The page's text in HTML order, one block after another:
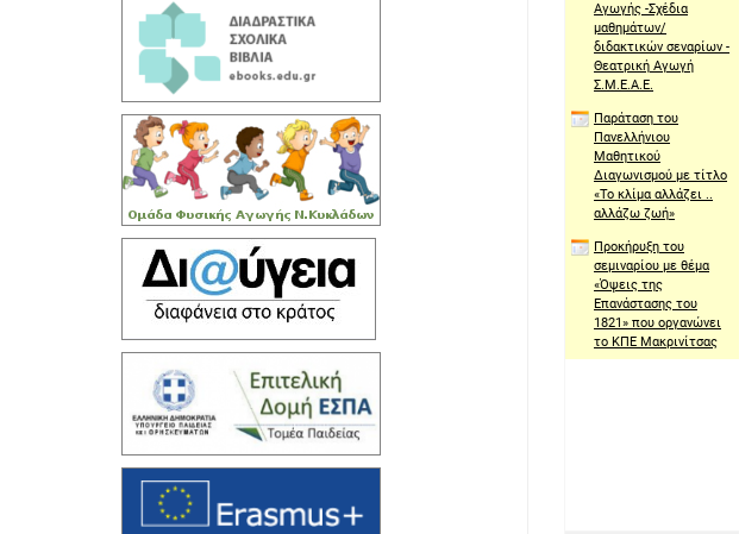
Αγωγής -Σχέδια
μαθημάτων/
διδακτικών σεναρίων -
Θεατρική Αγωγή
Σ.Μ.Ε.Α.Ε.
Παράταση του
Πανελλήνιου
Μαθητικού
Διαγωνισμού με τίτλο
«Το κλίμα αλλάζει ..
αλλάζω ζωή»
Προκήρυξη του
σεμιναρίου με θέμα
«Όψεις της
Επανάστασης του
1821» που οργανώνει
το ΚΠΕ Μακρινίτσας